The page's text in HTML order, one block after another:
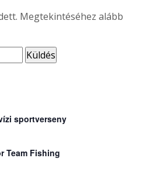
Megtekintéséhez alább
sportverseny
Team Fishing